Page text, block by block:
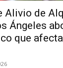
Alivio de
Ángeles
que